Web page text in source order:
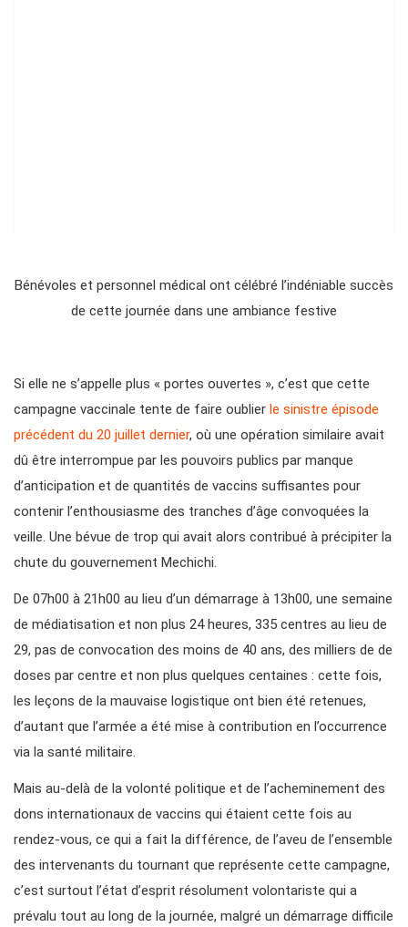
Bénévoles et personnel médical ont célébré l’indéniable succès
de cette journée dans une ambiance festive
Si elle ne s’appelle plus « portes ouvertes », c’est que cette
campagne vaccinale tente de faire oublier le sinistre épisode
précédent du 20 juillet dernier, où une opération similaire avait
dû être interrompue par les pouvoirs publics par manque
d’anticipation et de quantités de vaccins suffisantes pour
contenir l’enthousiasme des tranches d’âge convoquées la
veille. Une bévue de trop qui avait alors contribué à précipiter la
chute du gouvernement Mechichi.
De 07h00 à 21h00 au lieu d’un démarrage à 13h00, une semaine
de médiatisation et non plus 24 heures, 335 centres au lieu de
29, pas de convocation des moins de 40 ans, des milliers de de
doses par centre et non plus quelques centaines : cette fois,
les leçons de la mauvaise logistique ont bien été retenues,
d’autant que l’armée a été mise à contribution en l’occurrence
via la santé militaire.
Mais au-delà de la volonté politique et de l’acheminement des
dons internationaux de vaccins qui étaient cette fois au
rendez-vous, ce qui a fait la différence, de l’aveu de l’ensemble
des intervenants du tournant que représente cette campagne,
c’est surtout l’état d’esprit résolument volontariste qui a
prévalu tout au long de la journée, malgré un démarrage difficile